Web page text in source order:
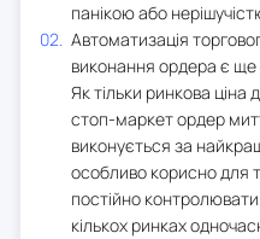
панікою або
Автоматизація
виконання ордера є
Як тільки ринкова ціна
стоп-маркет ордер
виконується за
особливо корисно для
постійно
кількох ринках